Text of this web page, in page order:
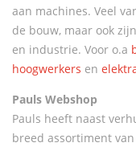
aan machines. Veel
de bouw, maar ook
en industrie. Voor o.a
hoogwerkers en
Pauls Webshop
Pauls heeft naast
breed assortiment